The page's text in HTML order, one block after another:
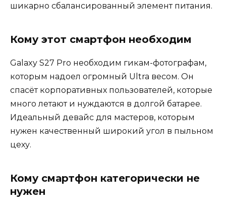
шикарно сбалансированный элемент питания.
Кому этот смартфон необходим
Galaxy S27 Pro необходим гикам-фотографам,
которым надоел огромный Ultra весом. Он
спасёт корпоративных пользователей, которые
много летают и нуждаются в долгой батарее.
Идеальный девайс для мастеров, которым
нужен качественный широкий угол в пыльном
цеху.
Кому смартфон категорически не
нужен